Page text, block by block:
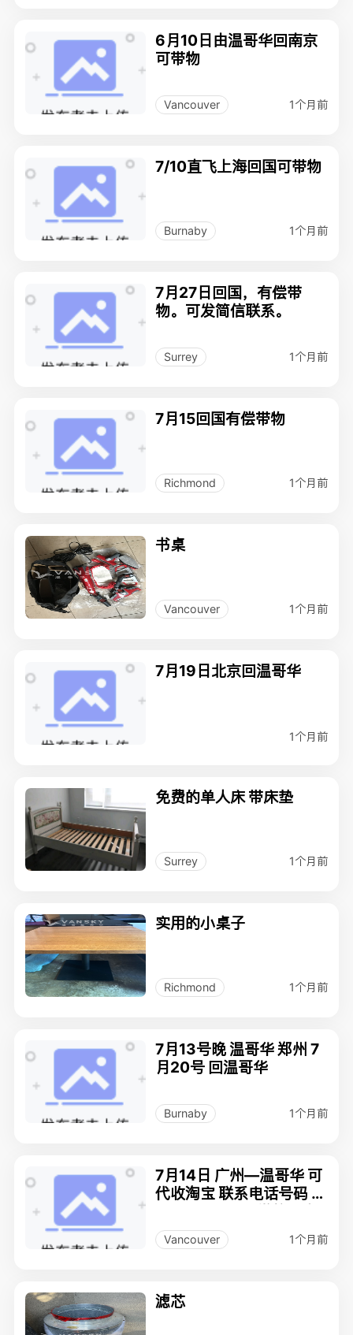
6月10日由温哥华回南京
可带物
Vancouver 1个月前
7/10直飞上海回国可带物
Burnaby 1个月前
7月27日回国，有偿带
物。可发简信联系。
Surrey 1个月前
7月15回国有偿带物
Richmond 1个月前
书桌
Vancouver 1个月前
7月19日北京回温哥华
1个月前
免费的单人床 带床垫
Surrey 1个月前
实用的小桌子
Richmond 1个月前
7月13号晚 温哥华 郑州 7
月20号 回温哥华
Burnaby 1个月前
7月14日 广州—温哥华 可
代收淘宝 联系电话号码 1
Vancouver 1个月前
滤芯